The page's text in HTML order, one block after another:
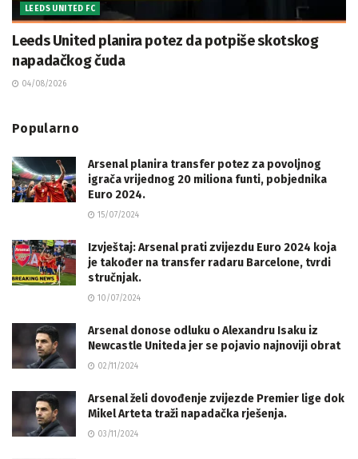
LEEDS UNITED FC
Leeds United planira potez da potpiše skotskog
napadačkog čuda
04/08/2026
Popularno
Arsenal planira transfer potez za povoljnog
igrača vrijednog 20 miliona funti, pobjednika
Euro 2024.
15/07/2024
Izvještaj: Arsenal prati zvijezdu Euro 2024 koja
je također na transfer radaru Barcelone, tvrdi
stručnjak.
10/07/2024
Arsenal donose odluku o Alexandru Isaku iz
Newcastle Uniteda jer se pojavio najnoviji obrat
02/11/2024
Arsenal želi dovođenje zvijezde Premier lige dok
Mikel Arteta traži napadačka rješenja.
03/11/2024